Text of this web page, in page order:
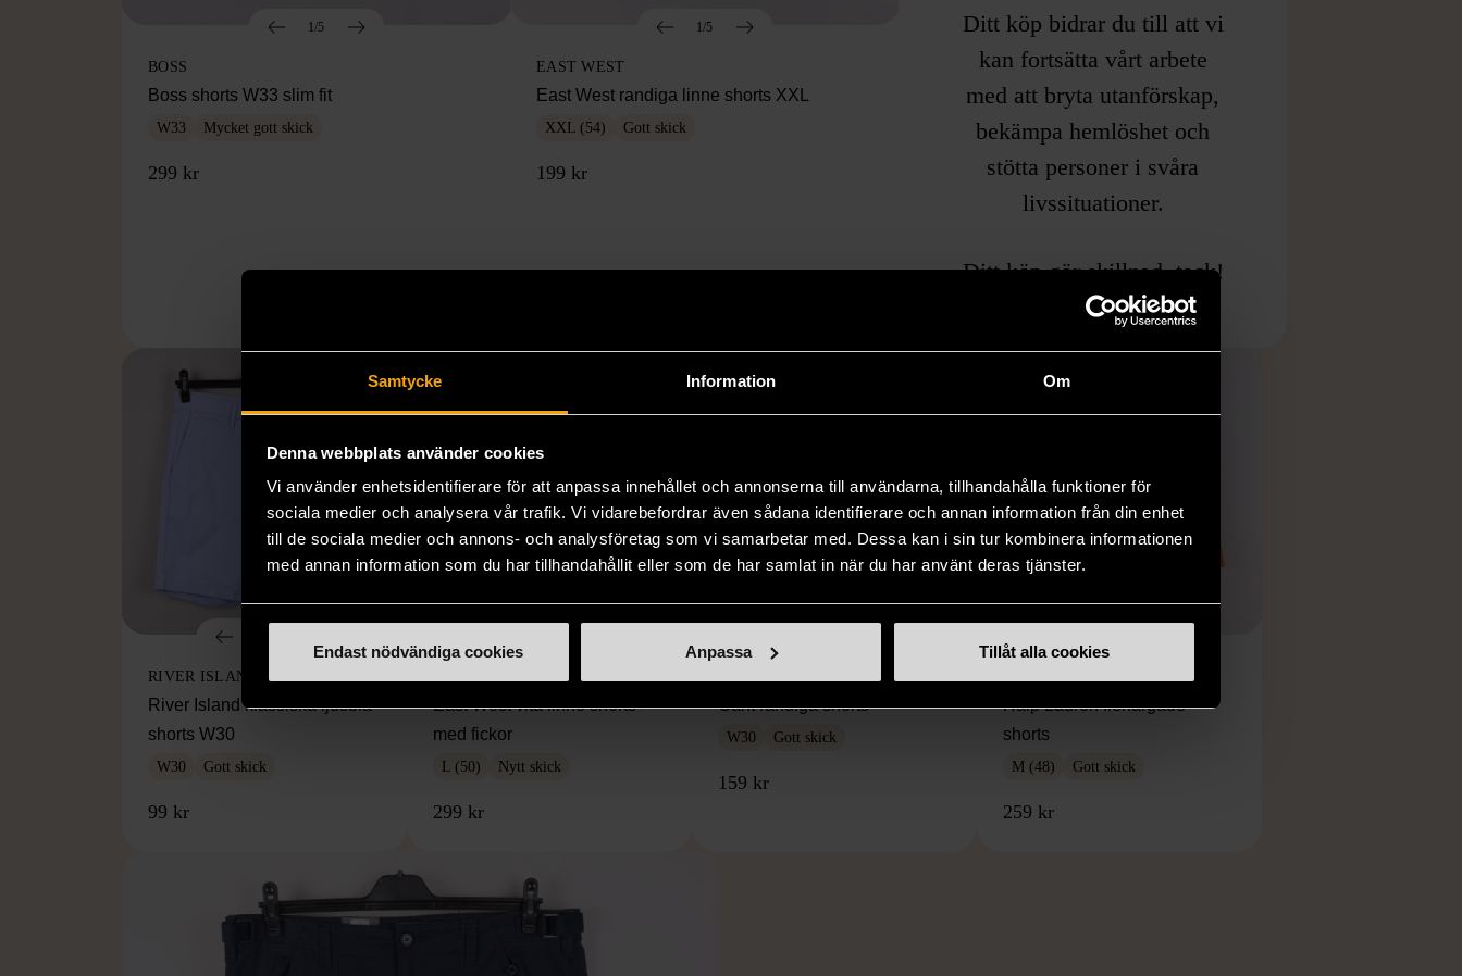
Samtycke Information Om
Denna webbplats använder cookies
Vi använder enhetsidentifierare för att anpassa innehållet och annonserna till användarna, tillhandahålla funktioner för
sociala medier och analysera vår trafik. Vi vidarebefordrar även sådana identifierare och annan information från din enhet
till de sociala medier och annons- och analysföretag som vi samarbetar med. Dessa kan i sin tur kombinera informationen
med annan information som du har tillhandahållit eller som de har samlat in när du har använt deras tjänster.
Endast nödvändiga cookies Anpassa Tillåt alla cookies
1/5
BOSS
Boss shorts W33 slim fit
W33 Mycket gott skick
299 kr
1/5
EAST WEST
East West randiga linne shorts XXL
XXL (54) Gott skick
199 kr
Ditt köp bidrar du till att vi
kan fortsätta vårt arbete
med att bryta utanförskap,
bekämpa hemlöshet och
stötta personer i svåra
livssituationer.
Ditt köp gör skillnad, tack!
RIVER ISLAND
River Island klassiska ljusblå
shorts W30
W30 Gott skick
99 kr
East West vita linne shorts
med fickor
L (50) Nytt skick
299 kr
Gant randiga shorts
W30 Gott skick
159 kr
Ralp Lauren flerfärgade
shorts
M (48) Gott skick
259 kr